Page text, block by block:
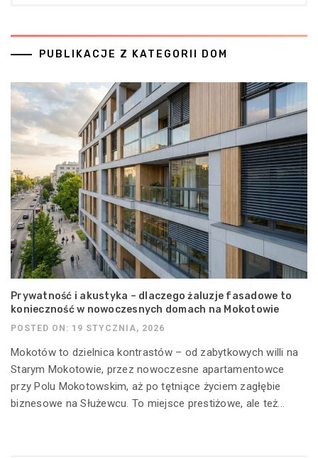
PUBLIKACJE Z KATEGORII DOM
Prywatność i akustyka – dlaczego żaluzje fasadowe to
konieczność w nowoczesnych domach na Mokotowie
POSTED ON: 19 STYCZNIA, 2026
Mokotów to dzielnica kontrastów – od zabytkowych willi na
Starym Mokotowie, przez nowoczesne apartamentowce
przy Polu Mokotowskim, aż po tętniące życiem zagłębie
biznesowe na Służewcu. To miejsce prestiżowe, ale też...